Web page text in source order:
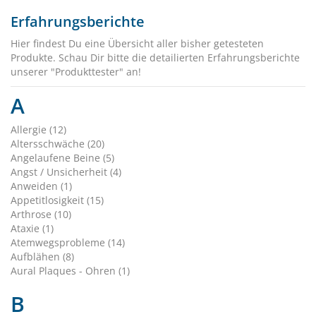
Erfahrungsberichte
Hier findest Du eine Übersicht aller bisher getesteten
Produkte. Schau Dir bitte die detailierten Erfahrungsberichte
unserer "Produkttester" an!
A
Allergie (12)
Altersschwäche (20)
Angelaufene Beine (5)
Angst / Unsicherheit (4)
Anweiden (1)
Appetitlosigkeit (15)
Arthrose (10)
Ataxie (1)
Atemwegsprobleme (14)
Aufblähen (8)
Aural Plaques - Ohren (1)
B